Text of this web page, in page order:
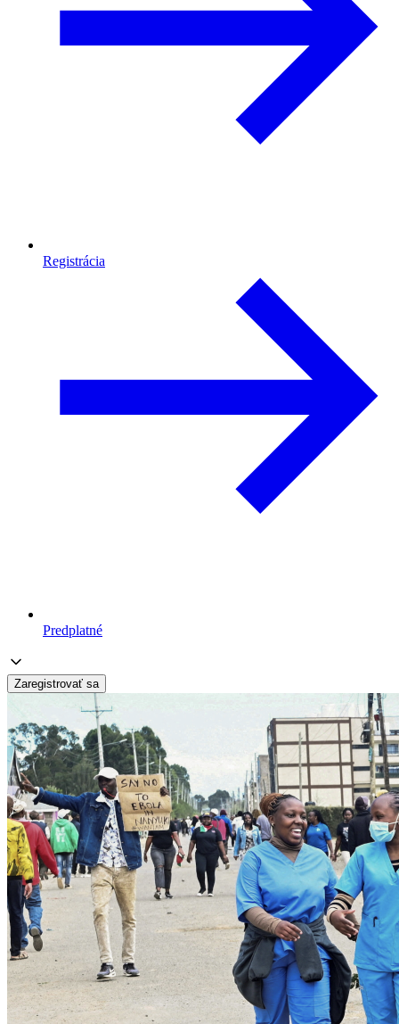
Registrácia
Predplatné
Zaregistrovať sa